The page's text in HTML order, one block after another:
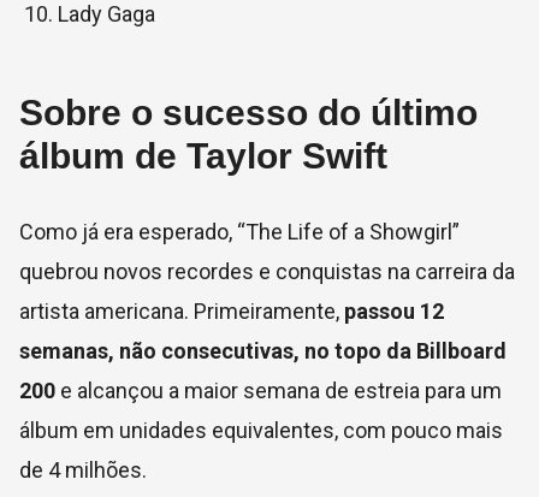
Lady Gaga
Sobre o sucesso do último
álbum de Taylor Swift
Como já era esperado, “The Life of a Showgirl”
quebrou novos recordes e conquistas na carreira da
artista americana. Primeiramente, passou 12
semanas, não consecutivas, no topo da Billboard
200 e alcançou a maior semana de estreia para um
álbum em unidades equivalentes, com pouco mais
de 4 milhões.